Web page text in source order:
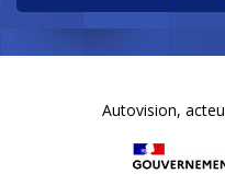
Autovision,